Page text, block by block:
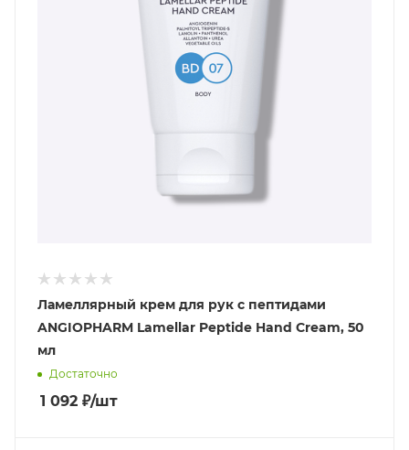
Ламеллярный крем для рук с пептидами
ANGIOPHARM Lamellar Peptide Hand Cream, 50
мл
Достаточно
1 092 ₽/шт